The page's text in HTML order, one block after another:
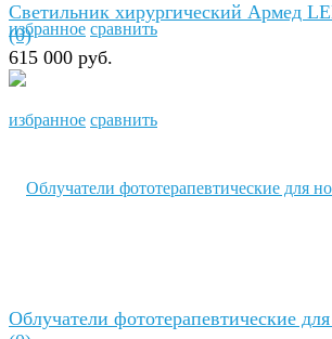
избранное сравнить
избранное сравнить
Светильник хирургический Армед
(0)
615 000 руб.
Облучатели фототерапевтические